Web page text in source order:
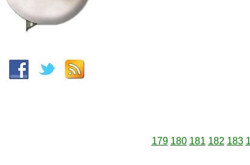
179 180 181 182 183